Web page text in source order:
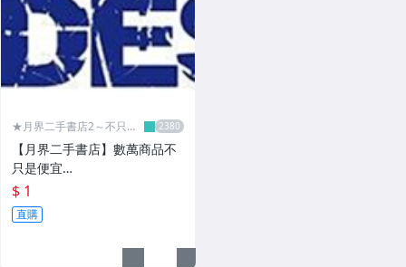
★月界二手書店2～不只是
【月界二手書店】數萬商品不
只是便宜…
$ 1
直購